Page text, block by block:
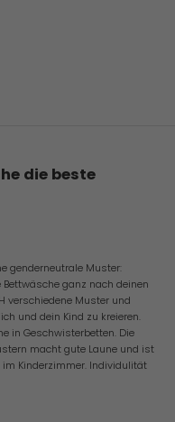
die beste
genderneutrale Muster:
Bettwäsche ganz nach deinen
verschiedene Muster und
und dein Kind zu kreieren.
in Geschwisterbetten. Die
macht gute Laune und ist
Kinderzimmer. Individulität